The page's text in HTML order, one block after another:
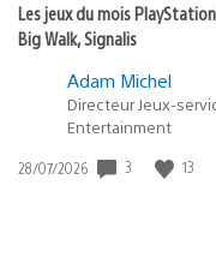
Les jeux du mois
Big Walk, Signalis
Adam Michel
Directeur Jeux-
Entertainment
Date
28/07/2026 3 13